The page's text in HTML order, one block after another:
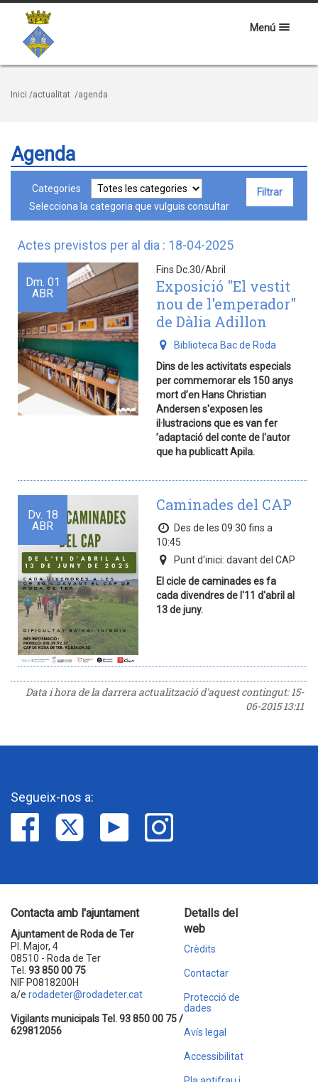
Menú
Inici /actualitat /agenda
Agenda
Categories
Selecciona la categoria que vulguis consultar
Actes previstos per al dia : 18-04-2025
Dm. 01
ABR
Fins Dc.30/Abril
Exposició "El vestit
nou de l'emperador"
de Dàlia Adillon
Biblioteca Bac de Roda
Dins de les activitats especials
per commemorar els 150 anys
mort d’en Hans Christian
Andersen s'exposen les
il·lustracions que es van fer
’adaptació del conte de l'autor
que ha publicatt Apila.
Dv. 18
ABR
Caminades del CAP
Des de les 09:30 fins a
10:45
Punt d'inici: davant del CAP
El cicle de caminades es fa
cada divendres de l'11 d'abril al
13 de juny.
Data i hora de la darrera actualització d'aquest contingut:15-
06-2015 13:11
Segueix-nos a:
Contacta amb l'ajuntament
Ajuntament de Roda de Ter
Pl. Major, 4
08510 - Roda de Ter
Tel. 93 850 00 75
NIF P0818200H
a/e rodadeter@rodadeter.cat
Vigilants municipals Tel. 93 850 00 75 /
629812056
Detalls del
web
Crèdits
Contactar
Protecció de
dades
Avís legal
Accessibilitat